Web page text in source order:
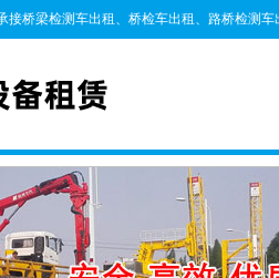
接桥梁检测车出租、桥检车出租、路桥检测车